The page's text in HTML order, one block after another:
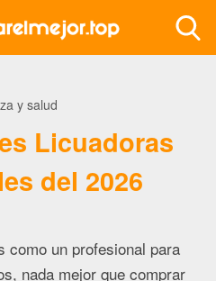
y salud
Licuadoras
del 2026
como un profesional para
nada mejor que comprar